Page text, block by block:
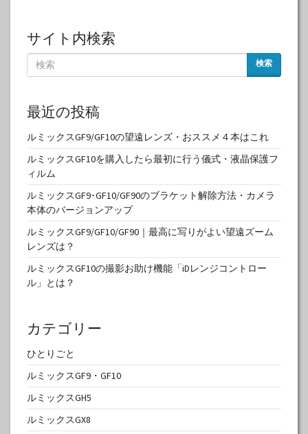
サイト内検索
検索
最近の投稿
ルミックスGF9/GF10の望遠レンズ・おススメ４本はこれ
ルミックスGF10を購入したら最初に行う儀式・液晶保護フ
ィルム
ルミックスGF9･GF10/GF90のブラケット解除方法・カメラ
本体のバージョンアップ
ルミックスGF9/GF10/GF90｜最高に写りがよい望遠ズーム
レンズは？
ルミックスGF10の撮影お助け機能「iDレンジコントロー
ル」とは？
カテゴリー
ひとりごと
ルミックスGF9・GF10
ルミックスGH5
ルミックスGX8